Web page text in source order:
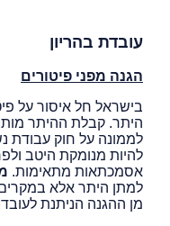
עובדת בהריון
הגנה מפני פיטורים
בישראל חל איסור על
היתר. קבלת ההיתר
לממונה על חוק
להיות מנומקת היטב
אסמכתאות מתאימות.
למתן היתר אלא
מן ההגנה הניתנת